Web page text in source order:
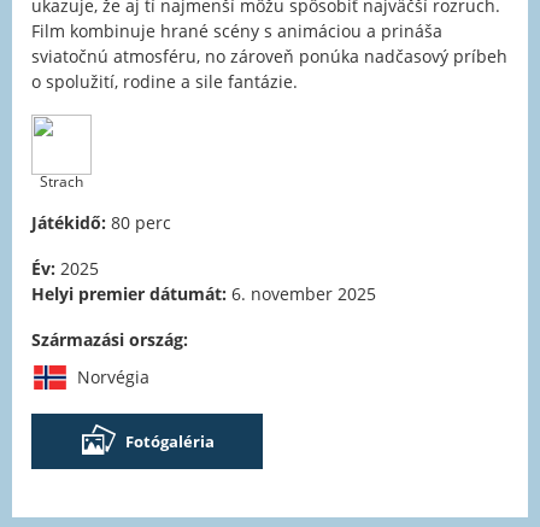
ukazuje, že aj tí najmenší môžu spôsobiť najväčší rozruch.
Film kombinuje hrané scény s animáciou a prináša
sviatočnú atmosféru, no zároveň ponúka nadčasový príbeh
o spolužití, rodine a sile fantázie.
Strach
Játékidő: 80 perc
Év: 2025
Helyi premier dátumát: 6. november 2025
Származási ország:
Norvégia
Fotógaléria